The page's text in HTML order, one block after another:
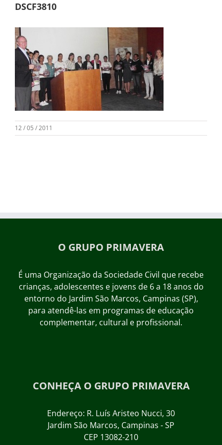
DSCF3810
12 / 05 / 2011
O GRUPO PRIMAVERA
É uma Organização da Sociedade Civil que recebe
crianças, adolescentes e jovens de 6 a 18 anos do
entorno do Jardim São Marcos, Campinas (SP),
para atendê-las em programas de educação
complementar, cultural e profissional.
CONHEÇA O GRUPO PRIMAVERA
Endereço: R. Luís Aristeo Nucci, 30
Jardim São Marcos, Campinas - SP
CEP 13082-210